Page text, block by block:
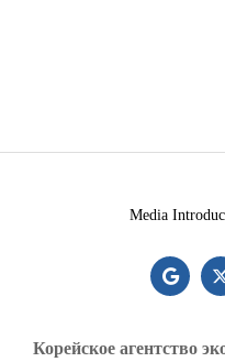
Media
Корейское агентство